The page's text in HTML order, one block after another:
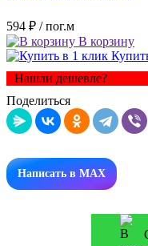
594 ₽ / пог.м
В корзину
Нашли дешевле?
Поделиться
Написать в MAX